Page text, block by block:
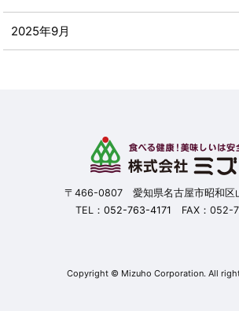
2025年9月
〒466-0807 愛知県名古屋市昭和区
TEL： 052-763-4171 FAX：052-
Copyright © Mizuho Corporation. All